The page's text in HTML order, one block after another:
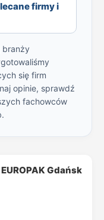
firmy i
branży
się firm
opinie, sprawdź
fachowców
Gdańsk